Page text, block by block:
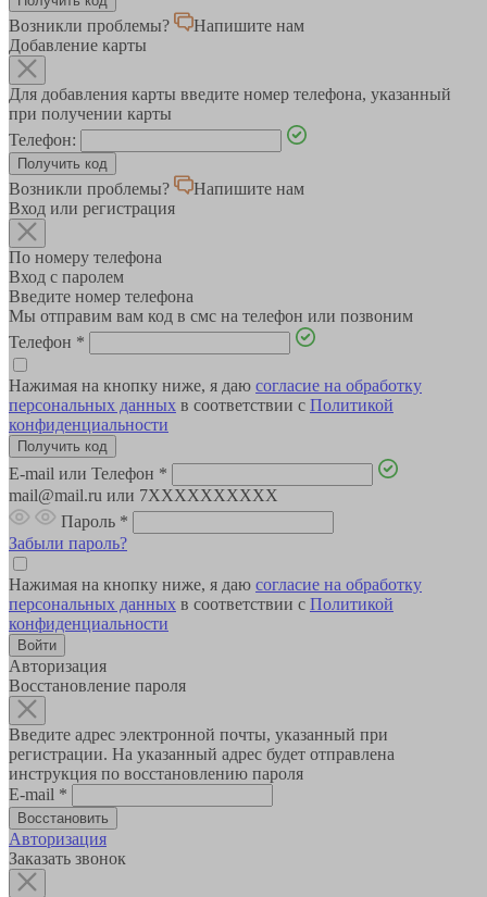
Возникли проблемы?
Напишите нам
Добавление карты
Для добавления карты введите номер телефона, указанный
при получении карты
Телефон:
Возникли проблемы?
Напишите нам
Вход или регистрация
По номеру телефона
Вход с паролем
Введите номер телефона
Мы отправим вам код в смс на телефон или позвоним
Телефон *
Нажимая на кнопку ниже, я даю согласие на обработку
персональных данных в соответствии с Политикой
конфиденциальности
E-mail или Телефон *
mail@mail.ru или 7XXXXXXXXXX
Пароль *
Забыли пароль?
Нажимая на кнопку ниже, я даю согласие на обработку
персональных данных в соответствии с Политикой
конфиденциальности
Авторизация
Восстановление пароля
Введите адрес электронной почты, указанный при
регистрации. На указанный адрес будет отправлена
инструкция по восстановлению пароля
E-mail *
Авторизация
Заказать звонок